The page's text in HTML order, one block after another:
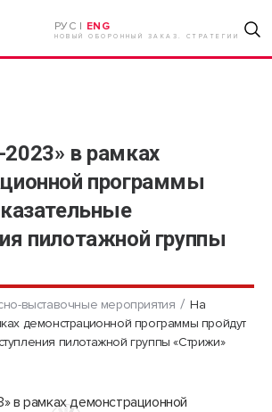
РУС | ENG
НОВЫЙ ОБОРОННЫЙ ЗАКАЗ. СТРАТЕГИИ
в рамках
программы
пилотажной группы
выставочные мероприятия
На
демонстрационной программы пройдут
пилотажной группы «Стрижи»